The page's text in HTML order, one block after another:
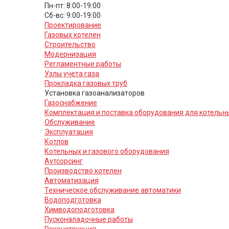
Пн-пт: 8:00-19:00
Cб-вс: 9:00-19:00
Проектирование
Газовых котелен
Строительство
Модернизация
Регламентные работы
Узлы учета газа
Прокладка газовых труб
Установка газоанализаторов
Газоснабжение
Комплектация и поставка оборудования для
Обслуживание
Эксплуатация
Котлов
Котельных и газового оборудования
Аутсорсинг
Производство котелен
Автоматизация
Техническое обслуживание автоматики
Водоподготовка
Химводоподготовка
Пусконаладочные работы